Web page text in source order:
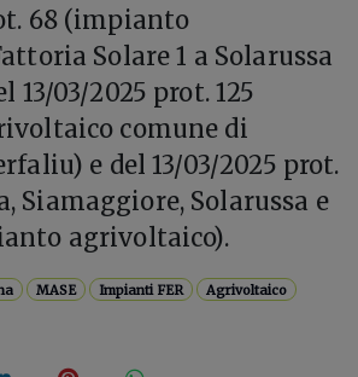
68 (impianto
Solare 1 a Solarussa
13/03/2025 prot. 125
comune di
e del 13/03/2025 prot.
Siamaggiore, Solarussa e
agrivoltaico).
MASE Impianti FER
Agrivoltaico